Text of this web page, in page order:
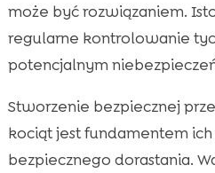
może być rozwiązaniem.
regularne kontrolowanie
potencjalnym
Stworzenie bezpiecznej
kociąt jest fundamentem
bezpiecznego dorastania.